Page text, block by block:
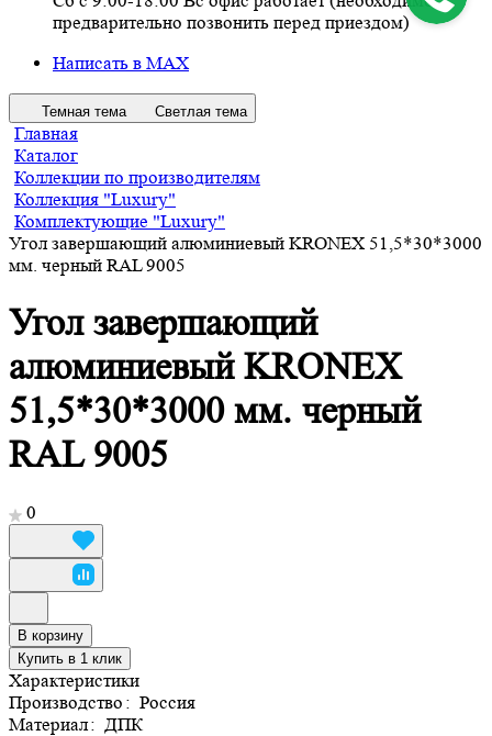
предварительно позвонить перед приездом)
Написать в MAX
Темная тема Светлая тема
Главная
Каталог
Коллекции по производителям
Коллекция "Luxury"
Комплектующие "Luxury"
Угол завершающий алюминиевый KRONEX 51,5*30*3000
мм. черный RAL 9005
Угол завершающий
алюминиевый KRONEX
51,5*30*3000 мм. черный
RAL 9005
0
В корзину
Купить в 1 клик
Характеристики
Производство: Россия
Материал: ДПК